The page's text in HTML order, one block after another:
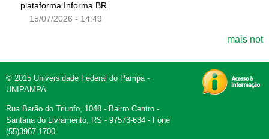
plataforma Informa.BR
15/07/2026 - 14:49
mais not
© 2015 Universidade Federal do Pampa -
UNIPAMPA
Rua Barão do Triunfo, 1048 - Bairro Centro -
Santana do Livramento, RS - 97573-634 - Fone
(55)3967-1700